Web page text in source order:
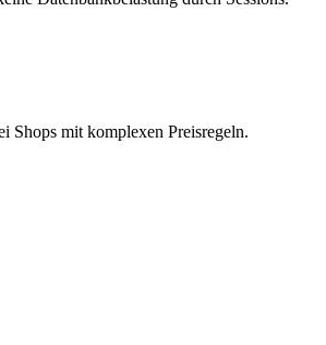
Shops mit komplexen Preisregeln.